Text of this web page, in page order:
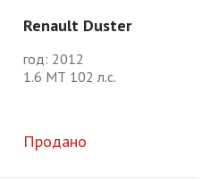
Renault Duster
год: 2012
1.6 МТ 102 л.с.
Продано